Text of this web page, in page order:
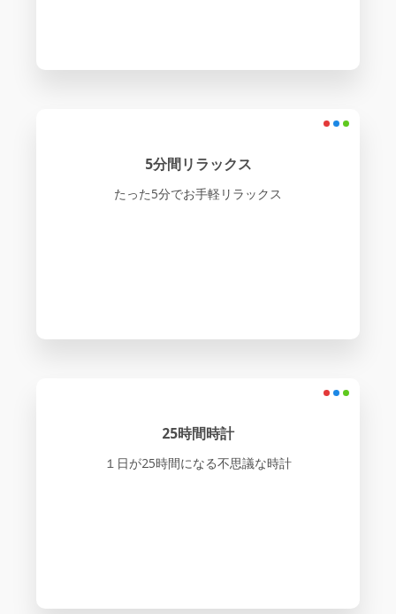
5分間リラックス
たった5分でお手軽リラックス
25時間時計
１日が25時間になる不思議な時計